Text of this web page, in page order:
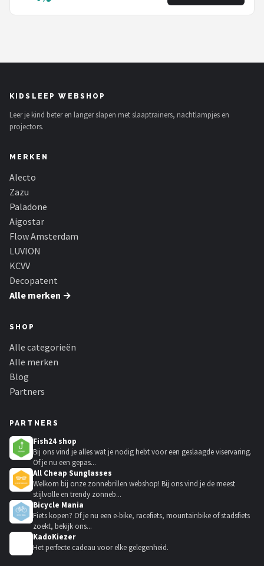
KIDSLEEP WEBSHOP
Leer je kind beter en langer slapen met slaaptrainers, nachtlampjes en
projectors.
MERKEN
Alecto
Zazu
Paladone
Aigostar
Flow Amsterdam
LUVION
KCVV
Decopatent
Alle merken →
SHOP
Alle categorieën
Alle merken
Blog
Partners
PARTNERS
Fish24 shop
Bij ons vind je alles wat je nodig hebt voor een geslaagde viservaring.
Of je nu een gepas...
All Cheap Sunglasses
Welkom bij onze zonnebrillen webshop! Bij ons vind je de meest
stijlvolle en trendy zonneb...
Bicycle Mania
Fiets kopen? Of je nu een e-bike, racefiets, mountainbike of stadsfiets
zoekt, bekijk ons...
KadoKiezer
Het perfecte cadeau voor elke gelegenheid.